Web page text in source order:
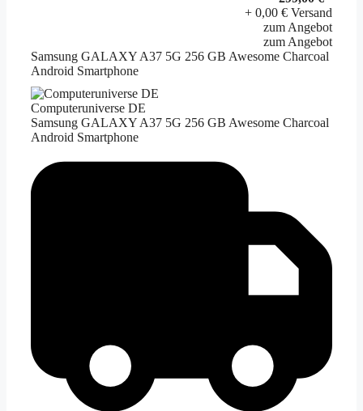
+ 0,00 € Versand
zum Angebot
zum Angebot
Samsung GALAXY A37 5G 256 GB Awesome Charcoal
Android Smartphone
Computeruniverse DE
Samsung GALAXY A37 5G 256 GB Awesome Charcoal
Android Smartphone